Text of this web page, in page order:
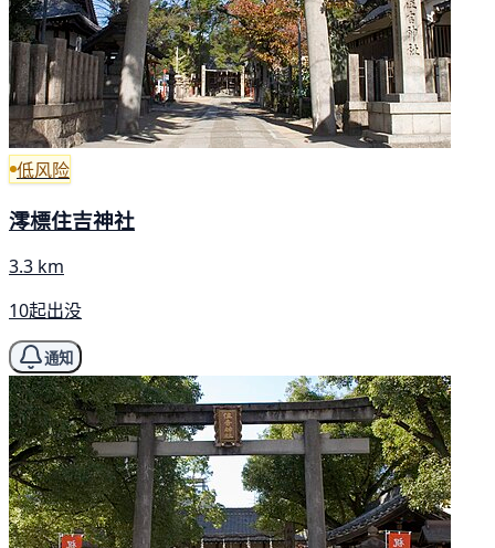
低风险
澪標住吉神社
3.3 km
10起出没
通知